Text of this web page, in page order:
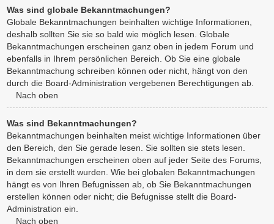
Was sind globale Bekanntmachungen?
Globale Bekanntmachungen beinhalten wichtige Informationen,
deshalb sollten Sie sie so bald wie möglich lesen. Globale
Bekanntmachungen erscheinen ganz oben in jedem Forum und
ebenfalls in Ihrem persönlichen Bereich. Ob Sie eine globale
Bekanntmachung schreiben können oder nicht, hängt von den
durch die Board-Administration vergebenen Berechtigungen ab.
Nach oben
Was sind Bekanntmachungen?
Bekanntmachungen beinhalten meist wichtige Informationen über
den Bereich, den Sie gerade lesen. Sie sollten sie stets lesen.
Bekanntmachungen erscheinen oben auf jeder Seite des Forums,
in dem sie erstellt wurden. Wie bei globalen Bekanntmachungen
hängt es von Ihren Befugnissen ab, ob Sie Bekanntmachungen
erstellen können oder nicht; die Befugnisse stellt die Board-
Administration ein.
Nach oben